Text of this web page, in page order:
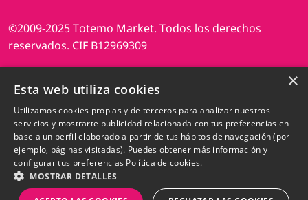
©2009-2025 Totemo Market. Todos los derechos
reservados. CIF B12969309
×
Esta web utiliza cookies
Utilizamos cookies propias y de terceros para analizar nuestros
servicios y mostrarte publicidad relacionada con tus preferencias en
base a un perfil elaborado a partir de tus hábitos de navegación (por
ejemplo, páginas visitadas). Puedes obtener más información y
configurar tus preferencias Política de cookies.
MOSTRAR DETALLES